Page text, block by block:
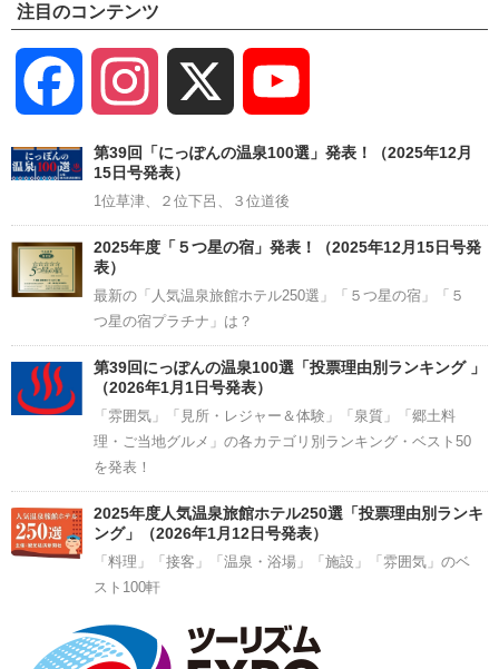
注目のコンテンツ
Facebook Instagram
Channel
第39回「にっぽんの温泉100選」発表！（2025年12月
15日号発表）
1位草津、２位下呂、３位道後
2025年度「５つ星の宿」発表！（2025年12月15日号発
表）
最新の「人気温泉旅館ホテル250選」「５つ星の宿」「５
つ星の宿プラチナ」は？
第39回にっぽんの温泉100選「投票理由別ランキング 」
（2026年1月1日号発表）
「雰囲気」「見所・レジャー＆体験」「泉質」「郷土料
理・ご当地グルメ」の各カテゴリ別ランキング・ベスト50
を発表！
2025年度人気温泉旅館ホテル250選「投票理由別ランキ
ング」（2026年1月12日号発表）
「料理」「接客」「温泉・浴場」「施設」「雰囲気」のベ
スト100軒